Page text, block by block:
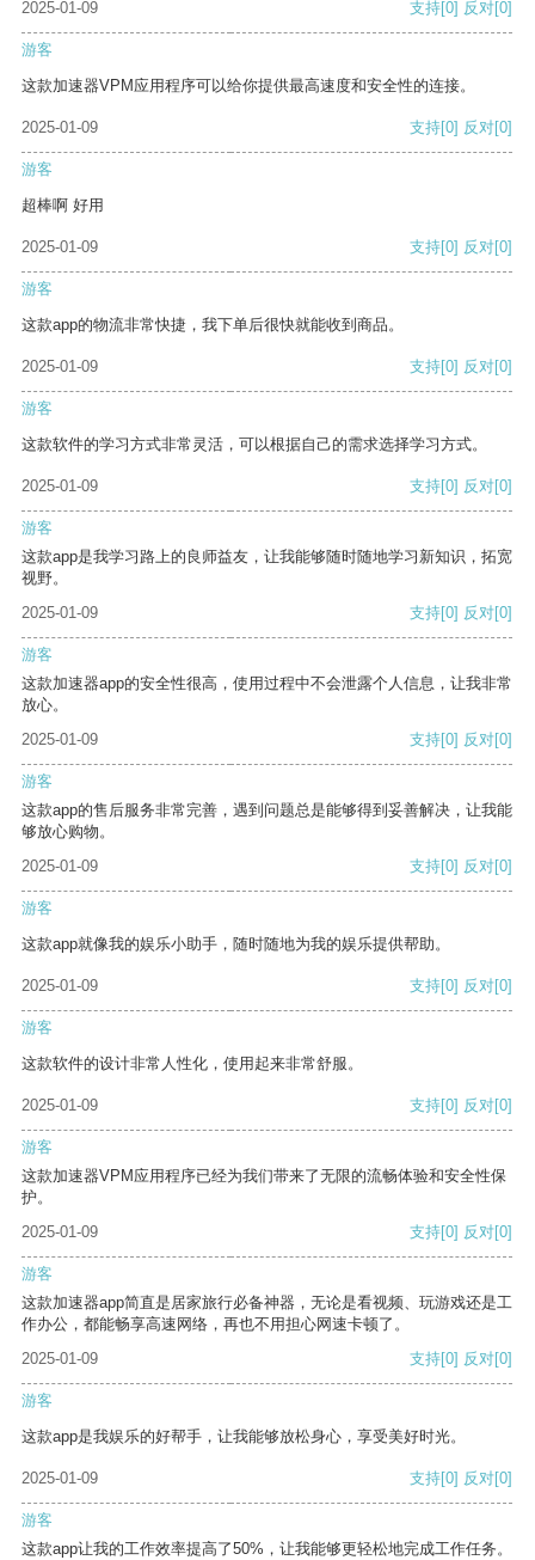
2025-01-09 支持[0] 反对[0]
游客
这款加速器VPM应用程序可以给你提供最高速度和安全性的连接。
2025-01-09 支持[0] 反对[0]
游客
超棒啊 好用
2025-01-09 支持[0] 反对[0]
游客
这款app的物流非常快捷，我下单后很快就能收到商品。
2025-01-09 支持[0] 反对[0]
游客
这款软件的学习方式非常灵活，可以根据自己的需求选择学习方式。
2025-01-09 支持[0] 反对[0]
游客
这款app是我学习路上的良师益友，让我能够随时随地学习新知识，拓宽
视野。
2025-01-09
支持[0] 反对[0]
游客
这款加速器app的安全性很高，使用过程中不会泄露个人信息，让我非常
放心。
2025-01-09
支持[0] 反对[0]
游客
这款app的售后服务非常完善，遇到问题总是能够得到妥善解决，让我能
够放心购物。
2025-01-09
支持[0] 反对[0]
游客
这款app就像我的娱乐小助手，随时随地为我的娱乐提供帮助。
2025-01-09 支持[0] 反对[0]
游客
这款软件的设计非常人性化，使用起来非常舒服。
2025-01-09 支持[0] 反对[0]
游客
这款加速器VPM应用程序已经为我们带来了无限的流畅体验和安全性保
护。
2025-01-09
支持[0] 反对[0]
游客
这款加速器app简直是居家旅行必备神器，无论是看视频、玩游戏还是工
作办公，都能畅享高速网络，再也不用担心网速卡顿了。
2025-01-09
支持[0] 反对[0]
游客
这款app是我娱乐的好帮手，让我能够放松身心，享受美好时光。
2025-01-09 支持[0] 反对[0]
游客
这款app让我的工作效率提高了50%，让我能够更轻松地完成工作任务。